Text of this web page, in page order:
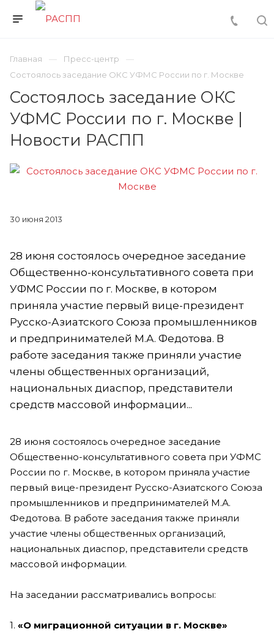
Главная
Пресс-центр
Состоялось заседание ОКС УФМС России по г. Москве
Состоялось заседание ОКС
УФМС России по г. Москве |
Новости РАСПП
30 июня 2013
28 июня состоялось очередное заседание
Общественно-консультативного совета при
УФМС России по г. Москве, в котором
приняла участие первый вице-президент
Русско-Азиатского Союза промышленников
и предпринимателей М.А. Федотова. В
работе заседания также приняли участие
члены общественных организаций,
национальных диаспор, представители
средств массовой информации...
28 июня состоялось очередное заседание
Общественно-консультативного совета при УФМС
России по г. Москве, в котором приняла участие
первый вице-президент Русско-Азиатского Союза
промышленников и предпринимателей М.А.
Федотова. В работе заседания также приняли
участие члены общественных организаций,
национальных диаспор, представители средств
массовой информации.
На заседании рассматривались вопросы:
1. «О миграционной ситуации в г. Москве»